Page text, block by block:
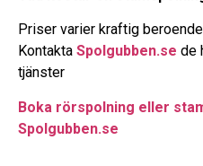
Priser varier kraftig
Kontakta Spolgubben.se de
tjänster
Boka rörspolning eller
Spolgubben.se